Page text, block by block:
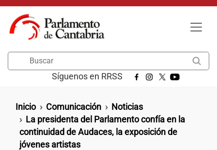
Pasar al contenido principal
Síguenos en RRSS
Ruta de navegación
Inicio Comunicación
Noticias
La presidenta del Parlamento confía en la
continuidad de Audaces, la exposición de
jóvenes artistas